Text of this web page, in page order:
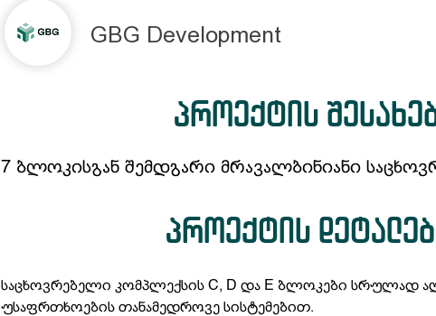
GBG Development
პროექტის
7 ბლოკისგან შემდგარი მრავალბინიანი
პროექტის
საცხოვრებელი კომპლექსის C, D და E ბლოკები სრულად
უსაფრთხოების თანამედროვე სისტემებით.